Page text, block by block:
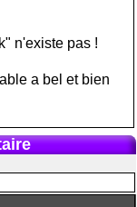
n'existe pas !
a bel et bien